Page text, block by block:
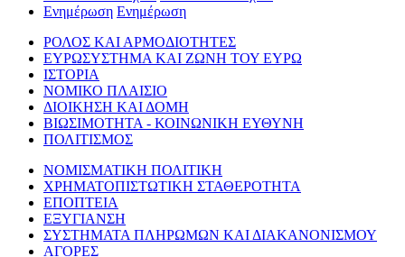
Ενημέρωση Ενημέρωση
ΡΟΛΟΣ ΚΑΙ ΑΡΜΟΔΙΟΤΗΤΕΣ
ΕΥΡΩΣΥΣΤΗΜΑ ΚΑΙ ΖΩΝΗ ΤΟΥ ΕΥΡΩ
ΙΣΤΟΡΙΑ
ΝΟΜΙΚΟ ΠΛΑΙΣΙΟ
ΔΙΟΙΚΗΣΗ ΚΑΙ ΔΟΜΗ
ΒΙΩΣΙΜΟΤΗΤΑ - ΚΟΙΝΩΝΙΚΗ ΕΥΘΥΝΗ
ΠΟΛΙΤΙΣΜΟΣ
ΝΟΜΙΣΜΑΤΙΚΗ ΠΟΛΙΤΙΚΗ
ΧΡΗΜΑΤΟΠΙΣΤΩΤΙΚΗ ΣΤΑΘΕΡΟΤΗΤΑ
ΕΠΟΠΤΕΙΑ
ΕΞΥΓΙΑΝΣΗ
ΣΥΣΤΗΜΑΤΑ ΠΛΗΡΩΜΩΝ ΚΑΙ ΔΙΑΚΑΝΟΝΙΣΜΟΥ
ΑΓΟΡΕΣ